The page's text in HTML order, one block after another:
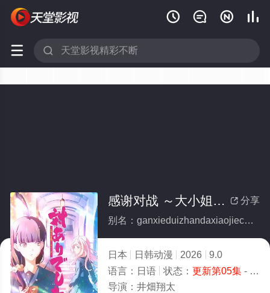
   
 
 分享
感谢对战 ～大小姐才不玩格斗游戏～
别名：ganxieduizhandaxiaojiecaibuwangedouyouxi
日本 日韩动漫 2026
9.0
语言： 日语 状态： 更新第05集- 免费在线观看
导演： 井畑翔太